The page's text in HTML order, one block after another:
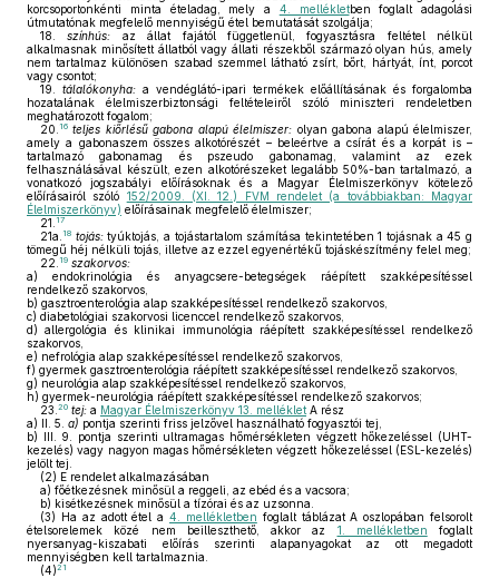
korcsoportonkénti minta ételadag, mely a 4. mellékletben foglalt adagolási
útmutatónak megfelelő mennyiségű étel bemutatását szolgálja;
18.
színhús: az állat fajától függetlenül, fogyasztásra feltétel nélkül
alkalmasnak minősített állatból vagy állati részekből származó olyan hús, amely
nem tartalmaz különösen szabad szemmel látható zsírt, bőrt, hártyát, ínt, porcot
vagy csontot;
19.
tálalókonyha: a vendéglátó-ipari termékek előállításának és forgalomba
hozatalának élelmiszerbiztonsági feltételeiről szóló miniszteri rendeletben
meghatározott fogalom;
20. 16 teljes kiőrlésű gabona alapú élelmiszer: olyan gabona alapú élelmiszer,
amely a gabonaszem összes alkotórészét – beleértve a csírát és a korpát is –
tartalmazó gabonamag és pszeudo gabonamag, valamint az ezek
felhasználásával készült, ezen alkotórészeket legalább 50%-ban tartalmazó, a
vonatkozó jogszabályi előírásoknak és a Magyar Élelmiszerkönyv kötelező
előírásairól szóló 152/2009. (XI. 12.) FVM rendelet (a továbbiakban: Magyar
Élelmiszerkönyv) előírásainak megfelelő élelmiszer;
21. 17
21a. 18 tojás:tyúktojás, a tojástartalom számítása tekintetében 1 tojásnak a 45 g
tömegű héj nélküli tojás, illetve az ezzel egyenértékű tojáskészítmény felel meg;
22. 19 szakorvos:
a) endokrinológia és anyagcsere-betegségek ráépített szakképesítéssel
rendelkező szakorvos,
b) gasztroenterológia alap szakképesítéssel rendelkező szakorvos,
c) diabetológiai szakorvosi licenccel rendelkező szakorvos,
d) allergológia és klinikai immunológia ráépített szakképesítéssel rendelkező
szakorvos,
e) nefrológia alap szakképesítéssel rendelkező szakorvos,
f) gyermek gasztroenterológia ráépített szakképesítéssel rendelkező szakorvos,
g) neurológia alap szakképesítéssel rendelkező szakorvos,
h) gyermek-neurológia ráépített szakképesítéssel rendelkező szakorvos;
23. 20 tej: a Magyar Élelmiszerkönyv 13. melléklet A rész
a) II. 5. a) pontja szerinti friss jelzővel használható fogyasztói tej,
b) III. 9. pontja szerinti ultramagas hőmérsékleten végzett hőkezeléssel (UHT-
kezelés) vagy nagyon magas hőmérsékleten végzett hőkezeléssel (ESL-kezelés)
jelölt tej.
(2) E rendelet alkalmazásában
a) főétkezésnek minősül a reggeli, az ebéd és a vacsora;
b) kisétkezésnek minősül a tízórai és az uzsonna.
(3) Ha az adott étel a 4. mellékletben foglalt táblázat A oszlopában felsorolt
ételsorelemek közé nem beilleszthető, akkor az 1. mellékletben foglalt
nyersanyag-kiszabati előírás szerinti alapanyagokat az ott megadott
mennyiségben kell tartalmaznia.
(4)21